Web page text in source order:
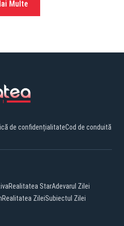
Multe
de confidențialitateCod de conduită
Realitatea StarAdevarul Zilei
Realitatea ZileiSubiectul Zilei